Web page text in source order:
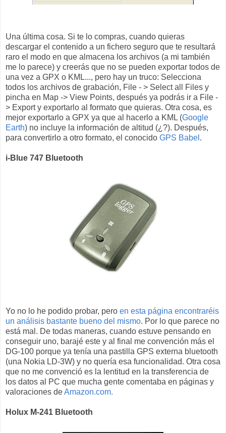
Una última cosa. Si te lo compras, cuando quieras
descargar el contenido a un fichero seguro que te resultará
raro el modo en que almacena los archivos (a mi también
me lo parece) y creerás que no se pueden exportar todos de
una vez a GPX o KML..., pero hay un truco: Selecciona
todos los archivos de grabación, File - > Select all Files y
pincha en Map -> View Points, después ya podrás ir a File -
> Export y exportarlo al formato que quieras. Otra cosa, es
mejor exportarlo a GPX ya que al hacerlo a KML (Google
Earth) no incluye la información de altitud (¿?). Después,
para convertirlo a otro formato, el conocido GPS Babel .
i-Blue 747 Bluetooth
Yo no lo he podido probar, pero en esta página encontraréis
un análisis bastante bueno del mismo. Por lo que parece no
está mal. De todas maneras, cuando estuve pensando en
conseguir uno, barajé este y al final me convención más el
DG-100 porque ya tenía una pastilla GPS externa bluetooth
(una Nokia LD-3W) y no quería esa funcionalidad. Otra cosa
que no me convenció es la lentitud en la transferencia de
los datos al PC que mucha gente comentaba en páginas y
valoraciones deAmazon.com.
Holux M-241 Bluetooth